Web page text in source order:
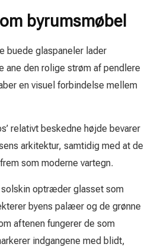
byrumsmøbel
buede glaspaneler lader
ane den rolige strøm af pendlere
en visuel forbindelse mellem
relativt beskedne højde bevarer
arkitektur, samtidig med at de
som moderne vartegn.
solskin optræder glasset som
byens palæer og de grønne
aftenen fungerer de som
indgangene med blidt,